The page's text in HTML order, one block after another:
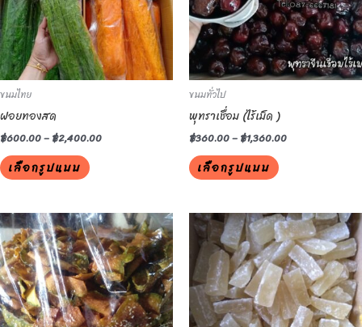
ขนมไทย
ฝอยทองสด
฿600.00–฿2,400.00
เลือกรูปแบบ
The
options
may
be
the
product
page
ขนมทั่วไป
พุทราเชื่อม (ไร้เม็ด )
฿360.00–฿1,360.00
เลือกรูปแบบ
The
options
may
be
on
the
product
page
This
product
has
multiple
variants.
This
product
has
multiple
variants.